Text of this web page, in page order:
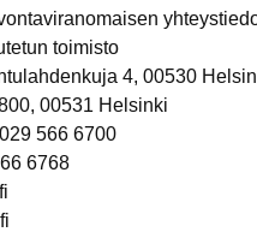
toimisto
4, 00530
00531 Helsinki
566 6700
6768